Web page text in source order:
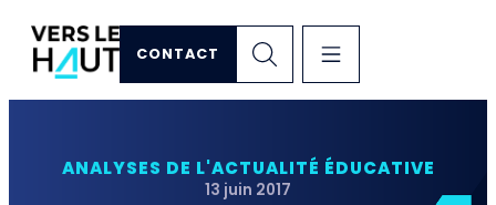
CONTACT
ANALYSES DE L'ACTUALITÉ ÉDUCATIVE
13 juin 2017